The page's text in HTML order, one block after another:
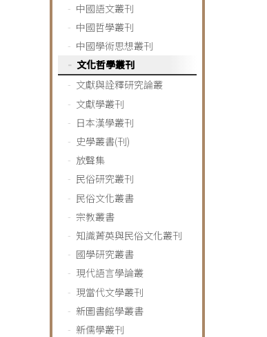
中國語文叢刊
中國哲學叢刊
中國學術思想叢刊
文化哲學叢刊
文獻與詮釋研究論叢
文獻學叢刊
日本漢學叢刊
史學叢書(刊)
放聲集
民俗研究叢刊
民俗文化叢書
宗教叢書
知識菁英與民俗文化叢刊
國學研究叢書
現代語言學論叢
現當代文學叢刊
新圖書館學叢書
新儒學叢刊